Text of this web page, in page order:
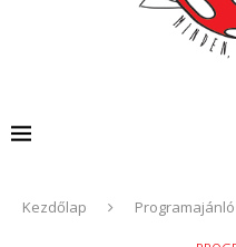
Kezdőlap Programajánló